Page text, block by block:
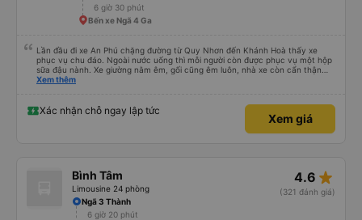
6 giờ 30 phút
Bến xe Ngã 4 Ga
Lần đầu đi xe An Phú chặng đường từ Quy Nhơn đến Khánh Hoà thấy xe
phục vụ chu đáo. Ngoài nước uống thì mỗi người còn được phục vụ một hộp
sữa đậu nành. Xe giường nằm êm, gối cũng êm luôn, nhà xe còn cẩn thận
treo thêm ở mỗi giường một cái giỏ nhỏ để đựng chai nước uống tránh rớt.
ngoài (với số tiền bỏ ra cho tuyến đường như vậy thì thấy rất tốt)
Xem thêm
Xác nhận chỗ ngay lập tức
Xem giá
Bình Tâm
Limousine 24 phòng
4.6 star_rate
(321 đánh giá)
Ngã 3 Thành
6 giờ 20 phút